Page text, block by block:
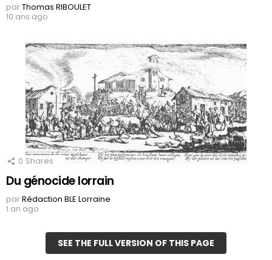
parThomas RIBOULET
10 ans ago
0 Shares
Du génocide lorrain
parRédaction BLE Lorraine
1 an ago
SEE THE FULL VERSION OF THIS PAGE